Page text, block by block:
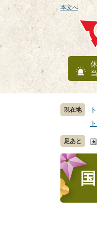
ペ
ー
ジ
の
メ
ニ
ュ
ー
本文へ
現在地
本
文